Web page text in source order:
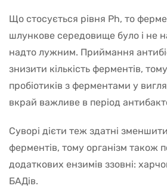
Що стосується рівня Ph, то
шлункове середовище було і не
надто лужним. Приймання
знизити кількість ферментів,
пробіотиків з ферментами у
вкрай важливе в період
Суворі дієти теж здатні
ферментів, тому організм також
додаткових ензимів ззовні:
БАДів.